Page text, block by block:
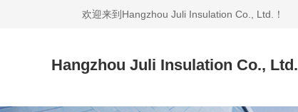
欢迎来到Hangzhou Juli Insulation Co., Ltd.！
Hangzhou Juli Insulation Co., Ltd.